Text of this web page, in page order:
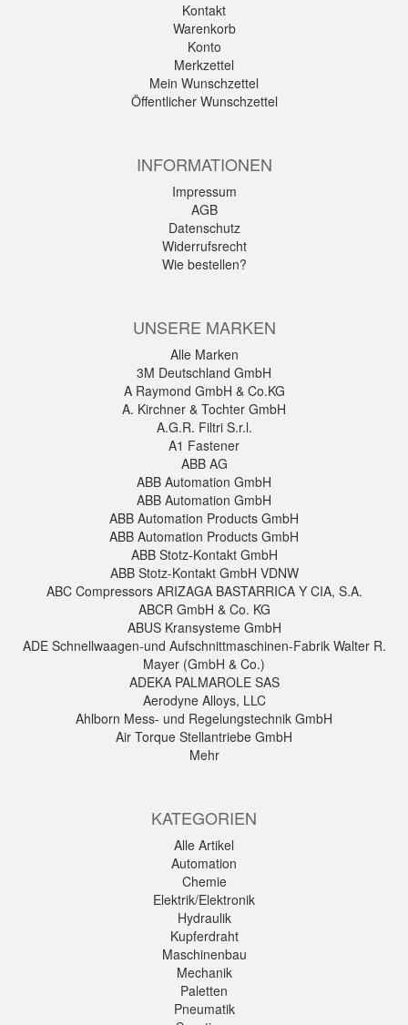
Kontakt
Warenkorb
Konto
Merkzettel
Mein Wunschzettel
Öffentlicher Wunschzettel
INFORMATIONEN
Impressum
AGB
Datenschutz
Widerrufsrecht
Wie bestellen?
UNSERE MARKEN
Alle Marken
3M Deutschland GmbH
A Raymond GmbH & Co.KG
A. Kirchner & Tochter GmbH
A.G.R. Filtri S.r.l.
A1 Fastener
ABB AG
ABB Automation GmbH
ABB Automation GmbH
ABB Automation Products GmbH
ABB Automation Products GmbH
ABB Stotz-Kontakt GmbH
ABB Stotz-Kontakt GmbH VDNW
ABC Compressors ARIZAGA BASTARRICA Y CIA, S.A.
ABCR GmbH & Co. KG
ABUS Kransysteme GmbH
ADE Schnellwaagen-und Aufschnittmaschinen-Fabrik Walter R.
Mayer (GmbH & Co.)
ADEKA PALMAROLE SAS
Aerodyne Alloys, LLC
Ahlborn Mess- und Regelungstechnik GmbH
Air Torque Stellantriebe GmbH
Mehr
KATEGORIEN
Alle Artikel
Automation
Chemie
Elektrik/Elektronik
Hydraulik
Kupferdraht
Maschinenbau
Mechanik
Paletten
Pneumatik